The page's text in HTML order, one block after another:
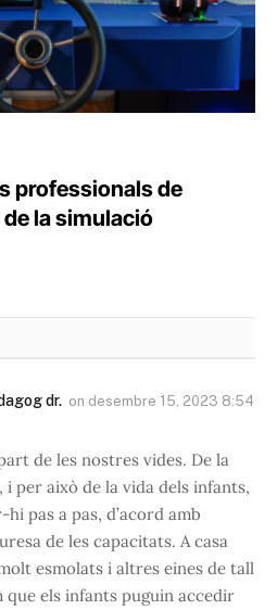
professionals de
la simulació
dr. on desembre 15, 2023 8:54
de les nostres vides. De la
i per això de la vida dels infants,
pas a pas, d’acord amb
de les capacitats. A casa
esmolats i altres eines de tall
que els infants puguin accedir